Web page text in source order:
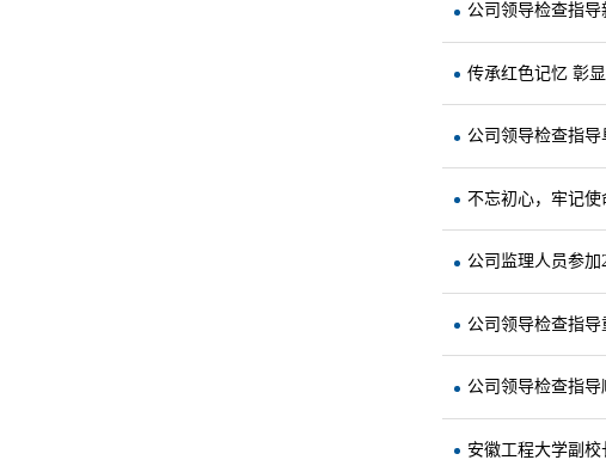
公司领导检查指
传承红色记忆 彰
公司领导检查指
不忘初心，牢记
公司监理人员参加
公司领导检查指
公司领导检查指
安徽工程大学副